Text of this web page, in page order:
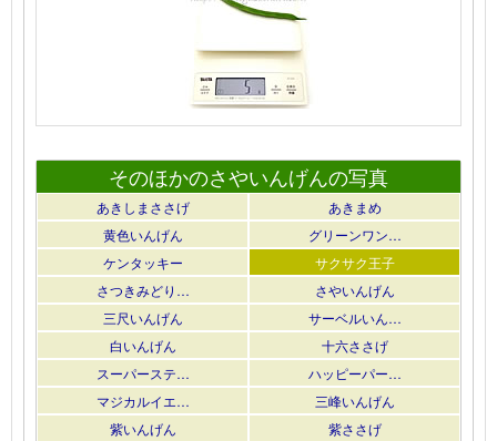
そのほかのさやいんげんの写真
あきしまささげ
あきまめ
黄色いんげん
グリーンワン…
ケンタッキー
サクサク王子
さつきみどり…
さやいんげん
三尺いんげん
サーベルいん…
白いんげん
十六ささげ
スーパーステ…
ハッピーパー…
マジカルイエ…
三峰いんげん
紫いんげん
紫ささげ